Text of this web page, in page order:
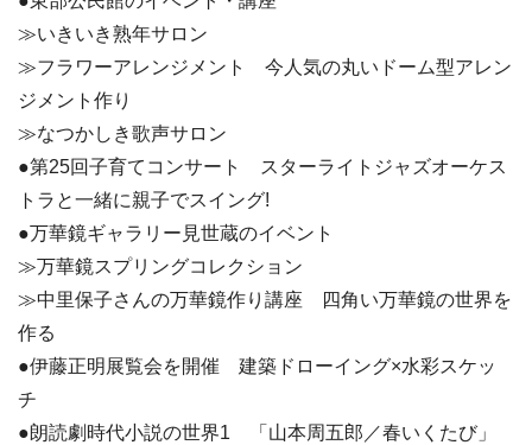
≫いきいき熟年サロン
≫フラワーアレンジメント 今人気の丸いドーム型アレン
ジメント作り
≫なつかしき歌声サロン
●第25回子育てコンサート スターライトジャズオーケス
トラと一緒に親子でスイング!
●万華鏡ギャラリー見世蔵のイベント
≫万華鏡スプリングコレクション
≫中里保子さんの万華鏡作り講座 四角い万華鏡の世界を
作る
●伊藤正明展覧会を開催 建築ドローイング×水彩スケッ
チ
●朗読劇時代小説の世界1 「山本周五郎／春いくたび」